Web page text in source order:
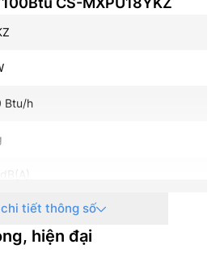
Btu/h
phúttiết thông số
hiện đại